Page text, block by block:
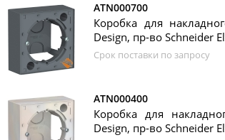
ATN000700
Коробка для
Design, пр-во Schneider
Срок поставки по запросу
ATN000400
Коробка для
Design, пр-во Schneider